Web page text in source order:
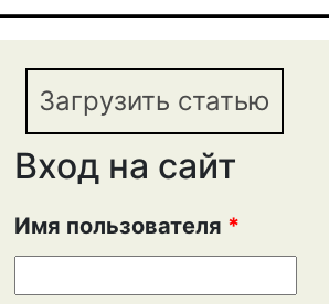
Загрузить статью
Вход на сайт
Имя пользователя *